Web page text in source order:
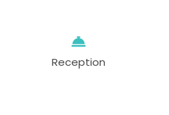
Reception